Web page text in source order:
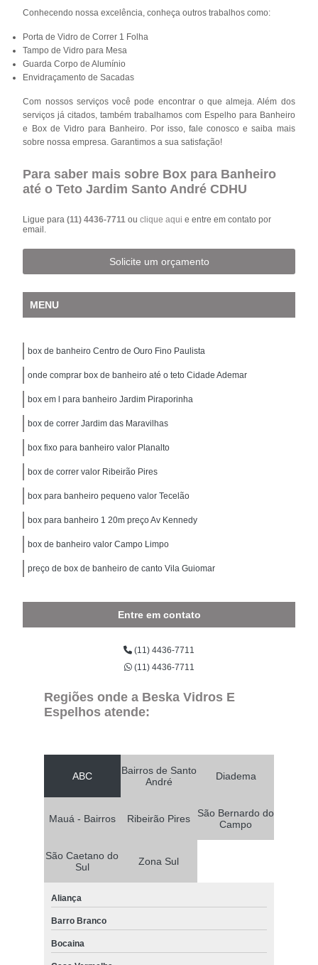
Conhecendo nossa excelência, conheça outros trabalhos como:
Porta de Vidro de Correr 1 Folha
Tampo de Vidro para Mesa
Guarda Corpo de Alumínio
Envidraçamento de Sacadas
Com nossos serviços você pode encontrar o que almeja. Além dos
serviços já citados, também trabalhamos com Espelho para Banheiro
e Box de Vidro para Banheiro. Por isso, fale conosco e saiba mais
sobre nossa empresa. Garantimos a sua satisfação!
Para saber mais sobre Box para Banheiro
até o Teto Jardim Santo André CDHU
Ligue para(11) 4436-7711ouclique aqui e entre em contato por
email.
Solicite um orçamento
MENU
box de banheiro Centro de Ouro Fino Paulista
onde comprar box de banheiro até o teto Cidade Ademar
box em l para banheiro Jardim Piraporinha
box de correr Jardim das Maravilhas
box fixo para banheiro valor Planalto
box de correr valor Ribeirão Pires
box para banheiro pequeno valor Tecelão
box para banheiro 1 20m preço Av Kennedy
box de banheiro valor Campo Limpo
preço de box de banheiro de canto Vila Guiomar
Entre em contato
(11) 4436-7711
(11) 4436-7711
Regiões onde a Beska Vidros E
Espelhos atende:
ABC
Bairros de Santo
André
Diadema
Mauá - Bairros Ribeirão Pires
São Bernardo do
Campo
São Caetano do
Sul
Zona Sul
Aliança
Barro Branco
Bocaina